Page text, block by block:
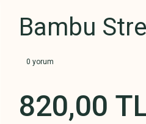
Bambu
0 yorum
820,00